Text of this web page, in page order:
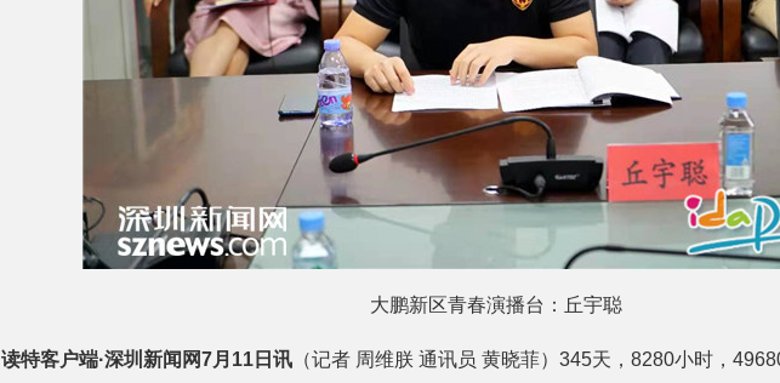
大鹏新区青春演播台： 丘宇聪
读特客户端·深圳新闻网7月11日讯（记者 周维朕 通讯员 黄晓菲）345天，8280小时，